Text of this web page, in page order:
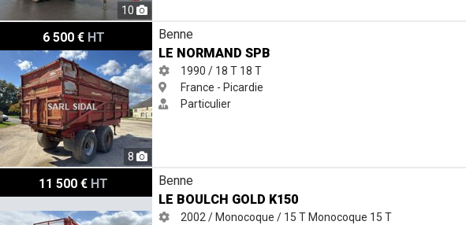
10
6 500 € HT
8
Le Normand SPB
Benne
LE NORMAND SPB
1990 / 18 T 18 T
France - Picardie
Particulier
11 500 € HT
Le boulch GOLD K150
Benne
LE BOULCH GOLD K150
2002 / Monocoque / 15 T Monocoque 15 T